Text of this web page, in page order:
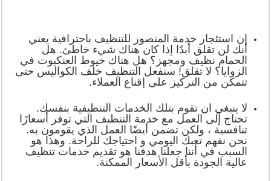
إن استئجار خدمة المنصور للتنظيف باحترافية يعني
أنك لن تقلق أبدًا إذا كان هناك شيء خاطئ. هل
الحمام نظيف ومجهز؟ هل هناك خيوط العنكبوت في
الزوايا؟ لا تقلق! سنفعل التنظيف خلف الكواليس حتى
تتمكن من التركيز على إقناع العملاء.
لا ينبغي ان تقوم بتلك الخدمات التنظيفية بنفسك.
تحتاج إلى العمل مع خدمة التنظيف التي توفر أسعارًا
تنافسية ، ولكن تضمن أيضًا العمل الذي يقومون به.
نحن نفهم تعبك اليومي و احتياجك للراحة. وهذا هو
السبب في أننا جعلنا هدفنا هو تقديم خدمات تنظيف
عالية الجودة بأقل الأسعار الممكنة.